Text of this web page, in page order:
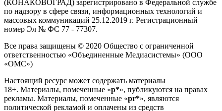
(КОНАКОВОГРАД) зарегистрировано в Федеральной службе
по надзору в сфере связи, информационных технологий и
массовых коммуникаций 25.12.2019 г. Регистрационный
номер Эл № ФС 77 - 77307.
Все права защищены © 2020 Общество с ограниченной
ответственностью «Объединенные Медиасистемы» (ООО
«ОМС»)
Настоящий ресурс может содержать материалы
18+. Материалы, помеченные «р*», публикуются на правах
рекламы. Материалы, помеченные «рr*», являются
политической рекламой и оплачены из средств